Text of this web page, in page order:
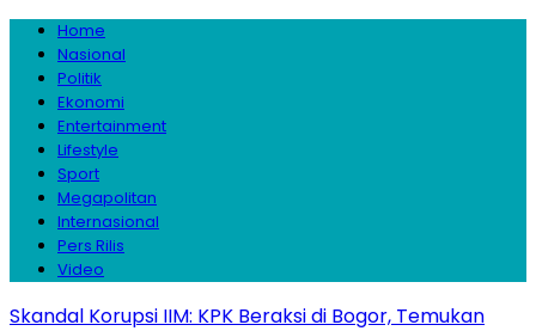
Home
Nasional
Politik
Ekonomi
Entertainment
Lifestyle
Sport
Megapolitan
Internasional
Pers Rilis
Video
Skandal Korupsi IIM: KPK Beraksi di Bogor, Temukan